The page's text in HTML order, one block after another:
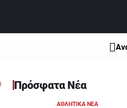
Πρόσφατα Νέα
ΑΘΛΗΤΙΚΑ ΝΕΑ